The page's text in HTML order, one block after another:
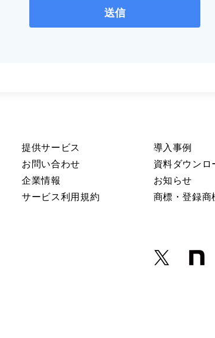
提供サービス
導入事例
お問い合わせ
資料ダウンロ
企業情報
お知らせ
サービス利用規約 商標・登録商